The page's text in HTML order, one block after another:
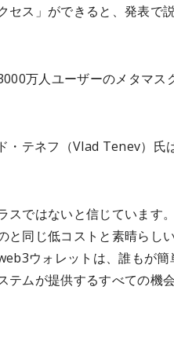
セス」ができると、発表で
万人ユーザーのメタマス
・テネフ（Vlad Tenev）氏
スではないと信じています。
と同じ低コストと素晴らしい
ウォレットは、誰もが簡
テムが提供するすべての機会